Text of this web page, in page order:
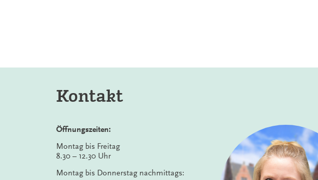
Kontakt
Öffnungszeiten:
Montag bis Freitag
8.30 – 12.30 Uhr
Montag bis Donnerstag nachmittags: